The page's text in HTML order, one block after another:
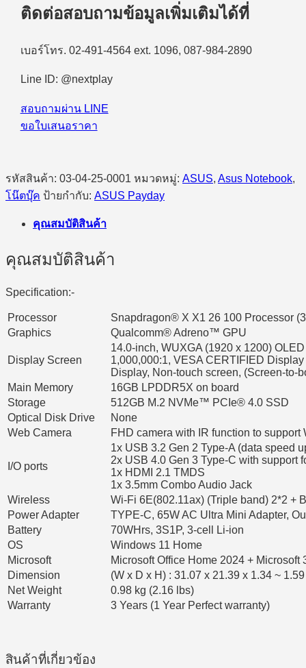
ติดต่อสอบถามข้อมูลเพิ่มเติมได้ที่
เบอร์โทร. 02-491-4564 ext. 1096, 087-984-2890
Line ID: @nextplay
สอบถามผ่าน LINE
ขอใบเสนอราคา
รหัสสินค้า: 03-04-25-0001 หมวดหมู่: ASUS, Asus Notebook,
โน๊ตบุ๊ค ป้ายกำกับ: ASUS Payday
คุณสมบัติสินค้า
คุณสมบัติสินค้า
Specification:-
Processor
Snapdragon® X X1 26 100 Processor
Graphics
Qualcomm® Adreno™ GPU
Display Screen
14.0-inch, WUXGA (1920 x 1200)
1,000,000:1, VESA CERTIFIED
Display, Non-touch screen, (Screen-to-
Main Memory
16GB LPDDR5X on board
Storage
512GB M.2 NVMe™ PCIe® 4.0 SSD
Optical Disk Drive
None
Web Camera
FHD camera with IR function to support
I/O ports
1x USB 3.2 Gen 2 Type-A (data speed
2x USB 4.0 Gen 3 Type-C with support
1x HDMI 2.1 TMDS
1x 3.5mm Combo Audio Jack
Wireless
Wi-Fi 6E(802.11ax) (Triple band) 2*2 +
Power Adapter
TYPE-C, 65W AC Ultra Mini Adapter,
Battery
70WHrs, 3S1P, 3-cell Li-ion
OS
Windows 11 Home
Microsoft
Microsoft Office Home 2024 + Microsoft
Dimension
(W x D x H) : 31.07 x 21.39 x 1.34 ~
Net Weight
0.98 kg (2.16 lbs)
Warranty
3 Years (1 Year Perfect warranty)
สินค้าที่เกี่ยวข้อง